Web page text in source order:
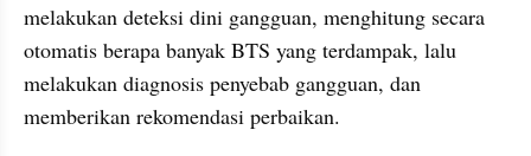
melakukan deteksi dini gangguan, menghitung secara
otomatis berapa banyak BTS yang terdampak, lalu
melakukan diagnosis penyebab gangguan, dan
memberikan rekomendasi perbaikan.